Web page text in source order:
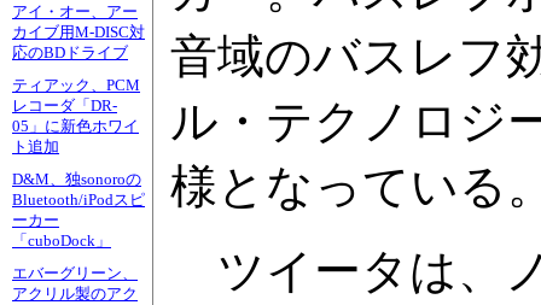
アイ・オー、アー
カイブ用M-DISC対
応のBDドライブ
ティアック、PCM
レコーダ「DR-
05」に新色ホワイ
ト追加
D&M、独sonoroの
Bluetooth/iPodスピ
ーカー
「cuboDock」
エバーグリーン、
アクリル製のアク
音域のバスレフ
ル・テクノロジ
様となっている
ツイータは、